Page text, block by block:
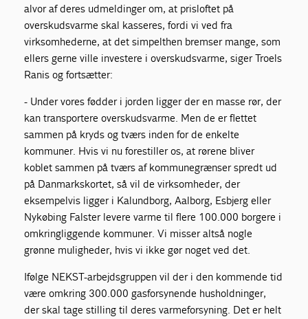
alvor af deres udmeldinger om, at prisloftet på
overskudsvarme skal kasseres, fordi vi ved fra
virksomhederne, at det simpelthen bremser mange, som
ellers gerne ville investere i overskudsvarme, siger Troels
Ranis og fortsætter:
- Under vores fødder i jorden ligger der en masse rør, der
kan transportere overskudsvarme. Men de er flettet
sammen på kryds og tværs inden for de enkelte
kommuner. Hvis vi nu forestiller os, at rørene bliver
koblet sammen på tværs af kommunegrænser spredt ud
på Danmarkskortet, så vil de virksomheder, der
eksempelvis ligger i Kalundborg, Aalborg, Esbjerg eller
Nykøbing Falster levere varme til flere 100.000 borgere i
omkringliggende kommuner. Vi misser altså nogle
grønne muligheder, hvis vi ikke gør noget ved det.
Ifølge NEKST-arbejdsgruppen vil der i den kommende tid
være omkring 300.000 gasforsynende husholdninger,
der skal tage stilling til deres varmeforsyning. Det er helt